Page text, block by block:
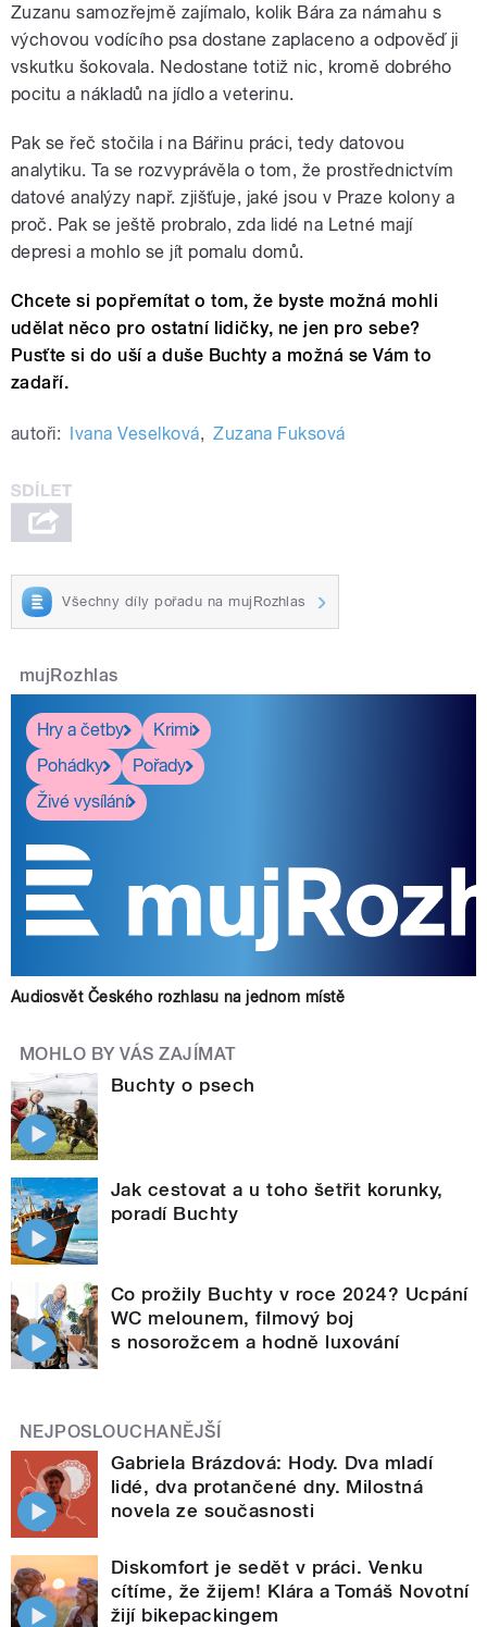
Zuzanu samozřejmě zajímalo, kolik Bára za námahu s
výchovou vodícího psa dostane zaplaceno a odpověď ji
vskutku šokovala. Nedostane totiž nic, kromě dobrého
pocitu a nákladů na jídlo a veterinu.
Pak se řeč stočila i na Bářinu práci, tedy datovou
analytiku. Ta se rozvyprávěla o tom, že prostřednictvím
datové analýzy např. zjišťuje, jaké jsou v Praze kolony a
proč. Pak se ještě probralo, zda lidé na Letné mají
depresi a mohlo se jít pomalu domů.
Chcete si popřemítat o tom, že byste možná mohli
udělat něco pro ostatní lidičky, ne jen pro sebe?
Pusťte si do uší a duše Buchty a možná se Vám to
zadaří.
autoři: Ivana Veselková, Zuzana Fuksová
Všechny díly pořadu na mujRozhlas
mujRozhlas
Hry a četby
Krimi
Pohádky
Pořady
Živé vysílání
Audiosvět Českého rozhlasu na jednom místě
MOHLO BY VÁS ZAJÍMAT
Buchty o psech
Jak cestovat a u toho šetřit korunky,
poradí Buchty
Co prožily Buchty v roce 2024? Ucpání
WC melounem, filmový boj
s nosorožcem a hodně luxování
NEJPOSLOUCHANĚJŠÍ
Gabriela Brázdová: Hody. Dva mladí
lidé, dva protančené dny. Milostná
novela ze současnosti
Diskomfort je sedět v práci. Venku
cítíme, že žijem! Klára a Tomáš Novotní
žijí bikepackingem